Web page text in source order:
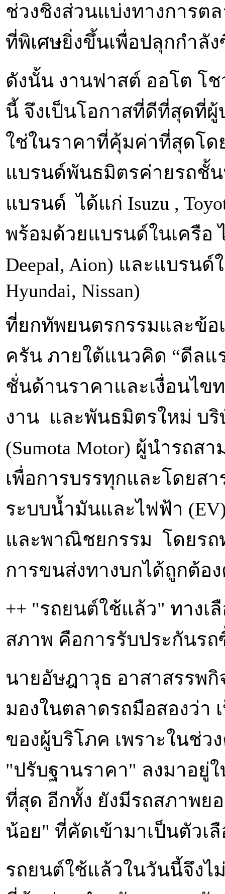
ช่วงชิงส่วนแบ่งทางการต
ที่พิเศษยิ่งขึ้นเพื่อปลุกกำลั
ดังนั้น งานฟาสต์ ออโต โช
นี้ จึงเป็นโอกาสที่ดีที่สุดที่
ใช่ในราคาที่คุ้มค่าที่สุดโด
แบรนด์พันธมิตรค่ายรถชั้น
แบรนด์ ได้แก่ Isuzu ,
พร้อมด้วยแบรนด์ในเครือ
Deepal, Aion) และแบรนด์
Hyundai, Nissan)
ที่ยกทัพยนตรกรรมและข้อ
ครัน ภายใต้แนวคิด “ดีลแ
ชั่นด้านราคาและเงื่อนไข
งาน และพันธมิตรใหม่ บ
(Sumota Motor) ผู้นำรถ
เพื่อการบรรทุกและโดยส
ระบบน้ำมันและไฟฟ้า
และพาณิชยกรรม โดยรถ
การขนส่งทางบกได้ถูกต้อ
++ "รถยนต์ใช้แล้ว" ทางเ
สภาพ คือการรับประกันร
นายอัษฎาวุธ อาสาสรรพกิ
มองในตลาดรถมือสองว่า
ของผู้บริโภค เพราะในช่ว
"ปรับฐานราคา" ลงมาอยู่
ที่สุด อีกทั้ง ยังมีรถสภาพย
น้อย" ที่คัดเข้ามาเป็นตัวเ
รถยนต์ใช้แล้วในวันนี้จึงไ